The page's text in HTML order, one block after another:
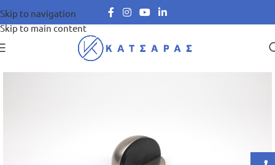
Skip to navigation
Skip to main content